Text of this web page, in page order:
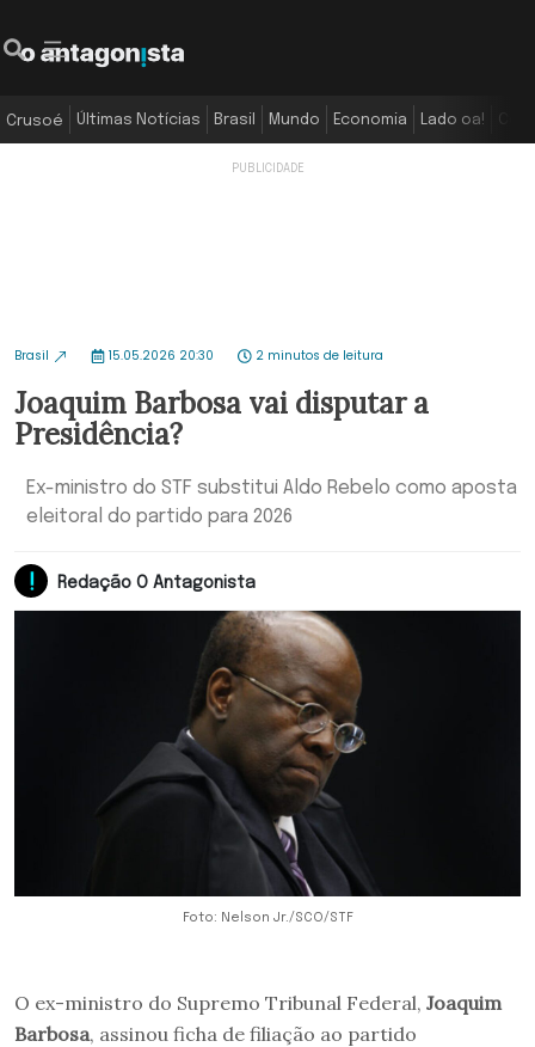
Crusoé Últimas Notícias Brasil Mundo Economia Lado oa!
Brasil 15.05.2026 20:30 2 minutos de leitura
Joaquim Barbosa vai disputar a
Presidência?
Ex-ministro do STF substitui Aldo Rebelo como aposta
eleitoral do partido para 2026
Redação O Antagonista
Foto: Nelson Jr./SCO/STF
O ex-ministro do Supremo Tribunal Federal, Joaquim
Barbosa, assinou ficha de filiação ao partido